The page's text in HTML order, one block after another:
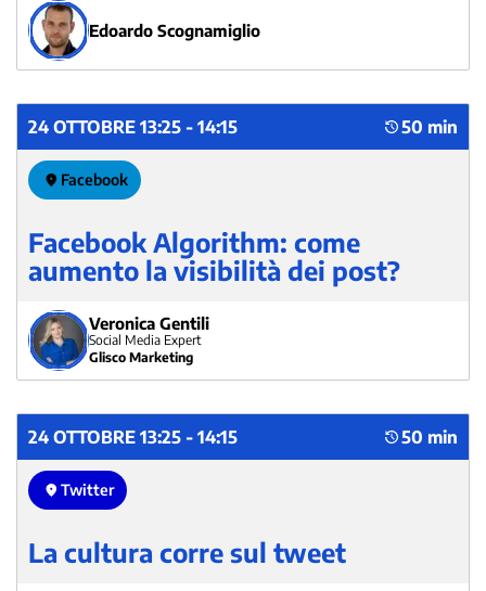
Edoardo Scognamiglio
24 OTTOBRE 13:25 - 14:15 50 min
Facebook
Facebook Algorithm: come
aumento la visibilità dei post?
Veronica Gentili
Social Media Expert
Glisco Marketing
24 OTTOBRE 13:25 - 14:15 50 min
Twitter
La cultura corre sul tweet